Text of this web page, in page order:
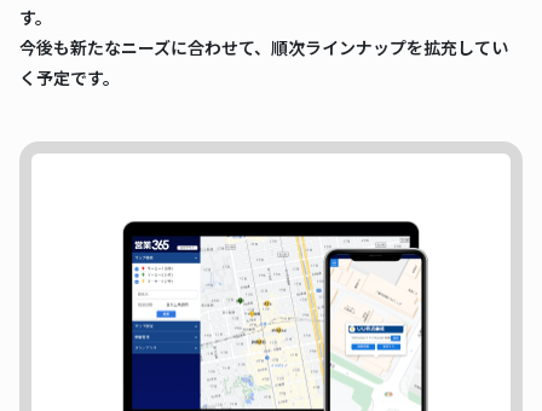
す。
今後も新たなニーズに合わせて、順次ラインナップを拡充してい
く予定です。